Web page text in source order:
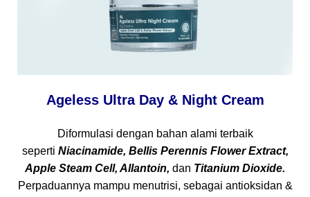
Ageless Ultra Day & Night Cream
Diformulasi dengan bahan alami terbaik
seperti Niacinamide, Bellis Perennis Flower Extract,
Apple Steam Cell, Allantoin, dan Titanium Dioxide.
Perpaduannya mampu menutrisi, sebagai antioksidan &